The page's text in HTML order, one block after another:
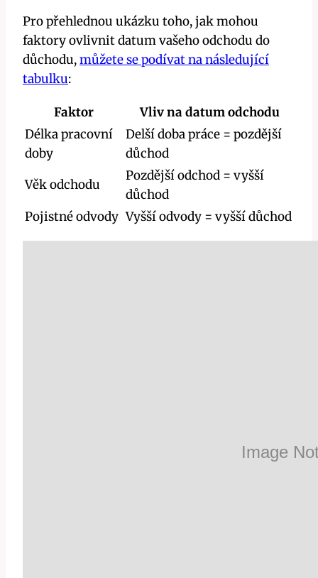
Pro přehlednou ukázku toho, jak mohou
faktory ovlivnit datum vašeho odchodu do
důchodu,můžete se podívat na následující
tabulku:
Faktor
Vliv na datum odchodu
Délka pracovní
doby
Delší doba práce = pozdější
důchod
Věk odchodu
Pozdější odchod = vyšší
důchod
Pojistné odvody Vyšší odvody = vyšší důchod